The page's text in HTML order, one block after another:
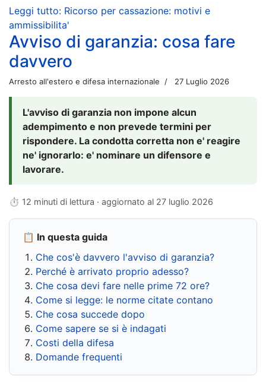
Leggi tutto: Ricorso per cassazione: motivi e
ammissibilita'
Avviso di garanzia: cosa fare
davvero
Arresto all'estero e difesa internazionale 27 Luglio 2026
L'avviso di garanzia non impone alcun
adempimento e non prevede termini per
rispondere. La condotta corretta non e' reagire
ne' ignorarlo: e' nominare un difensore e
lavorare.
⏱ 12 minuti di lettura · aggiornato al 27 luglio 2026
📋 In questa guida
Che cos'è davvero l'avviso di garanzia?
Perché è arrivato proprio adesso?
Che cosa devi fare nelle prime 72 ore?
Come si legge: le norme citate contano
Che cosa succede dopo
Come sapere se si è indagati
Costi della difesa
Domande frequenti